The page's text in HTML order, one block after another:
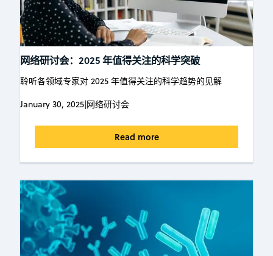
网络研讨会：2025 年值得关注的科学突破
聆听各领域专家对 2025 年值得关注的科学趋势的见解
January 30, 2025|网络研讨会
Read more